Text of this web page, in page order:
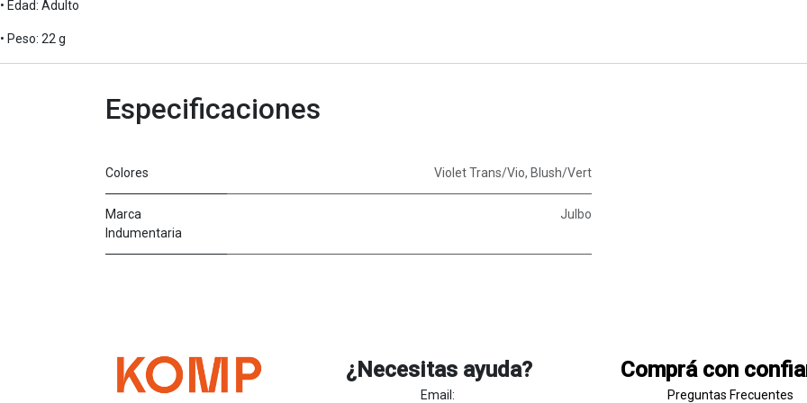
• Edad: Adulto
• Peso: 22 g
Especificaciones
Colores Violet Trans/Vio, Blush/Vert
Marca
Indumentaria
Julbo
¿Necesitas ayuda?
Email:
Comprá con
Preguntas Frecuentes